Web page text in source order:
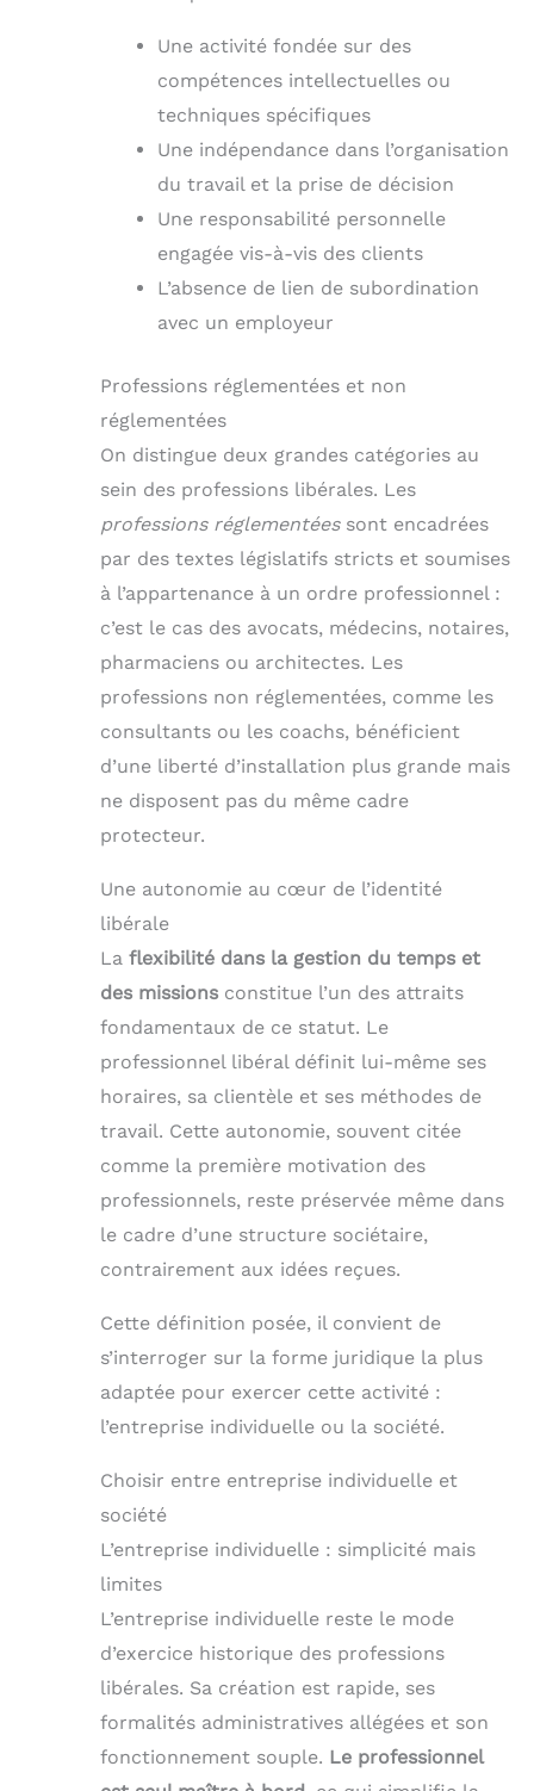
Une activité fondée sur des
compétences intellectuelles ou
techniques spécifiques
Une indépendance dans l’organisation
du travail et la prise de décision
Une responsabilité personnelle
engagée vis-à-vis des clients
L’absence de lien de subordination
avec un employeur
Professions réglementées et non
réglementées
On distingue deux grandes catégories au
sein des professions libérales. Les
professions réglementéessont encadrées
par des textes législatifs stricts et soumises
à l’appartenance à un ordre professionnel :
c’est le cas des avocats, médecins, notaires,
pharmaciens ou architectes. Les
professions non réglementées, comme les
consultants ou les coachs, bénéficient
d’une liberté d’installation plus grande mais
ne disposent pas du même cadre
protecteur.
Une autonomie au cœur de l’identité
libérale
La flexibilité dans la gestion du temps et
des missions constitue l’un des attraits
fondamentaux de ce statut. Le
professionnel libéral définit lui-même ses
horaires, sa clientèle et ses méthodes de
travail. Cette autonomie, souvent citée
comme la première motivation des
professionnels, reste préservée même dans
le cadre d’une structure sociétaire,
contrairement aux idées reçues.
Cette définition posée, il convient de
s’interroger sur la forme juridique la plus
adaptée pour exercer cette activité :
l’entreprise individuelle ou la société.
Choisir entre entreprise individuelle et
société
L’entreprise individuelle : simplicité mais
limites
L’entreprise individuelle reste le mode
d’exercice historique des professions
libérales. Sa création est rapide, ses
formalités administratives allégées et son
fonctionnement souple. Le professionnel